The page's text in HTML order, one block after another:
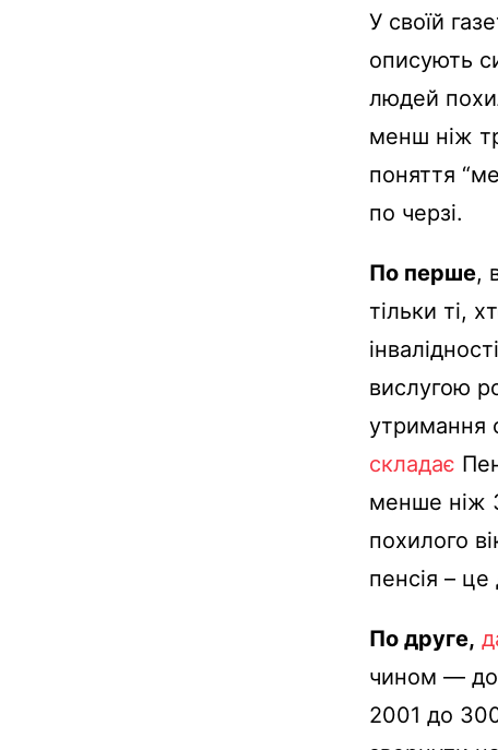
У своїй
описують
людей
менш ніж
поняття
по черзі.
По перше,
тільки ті,
вислугою
утримання
складає
менше ніж
похилого
пенсія –
По друге,
чином — до
2001 до